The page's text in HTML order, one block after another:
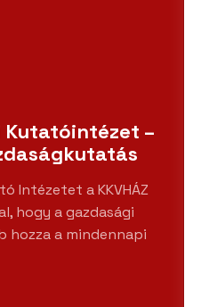
–
Intézetet a KKVHÁZ
hogy a gazdasági
hozza a mindennapi